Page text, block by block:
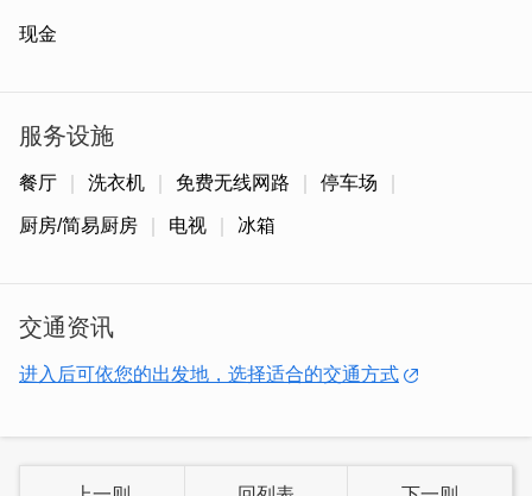
现金
服务设施
餐厅 洗衣机 免费无线网路 停车场
厨房/简易厨房 电视 冰箱
交通资讯
进入后可依您的出发地，选择适合的交通方式